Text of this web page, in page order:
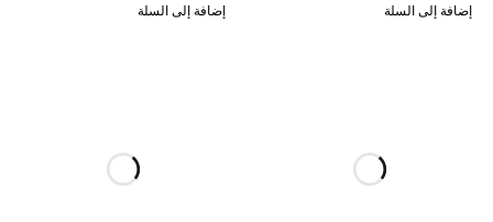
إضافة إلى السلة إضافة إلى السلة